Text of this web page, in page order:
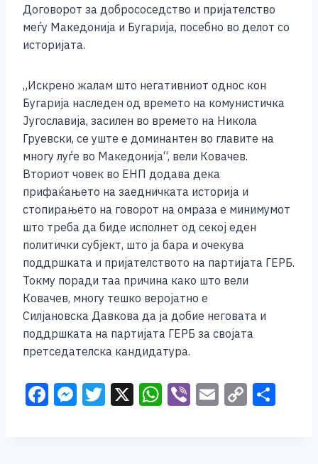
Договорот за добрососедство и пријателство
меѓу Македонија и Бугарија, посебно во делот со
историјата.
„Искрено жалам што негативниот однос кон
Бугарија наследен од времето на комунистичка
Југославија, засилен во времето на Никола
Груевски, се уште е доминантен во главите на
многу луѓе во Македонија“, вели Ковачев.
Вториот човек во ЕНП додава дека
прифаќањето на заедничката историја и
стопирањето на говорот на омраза е минимумот
што треба да биде исполнет од секој еден
политички субјект, што ја бара и очекува
поддршката и пријателството на партијата ГЕРБ.
Токму поради таа причина како што вели
Ковачев, многу тешко веројатно е
Силјановска Давкова да ја добие неговата и
поддршката на партијата ГЕРБ за својата
претседателска кандидатура.
F M T X W Vi E C